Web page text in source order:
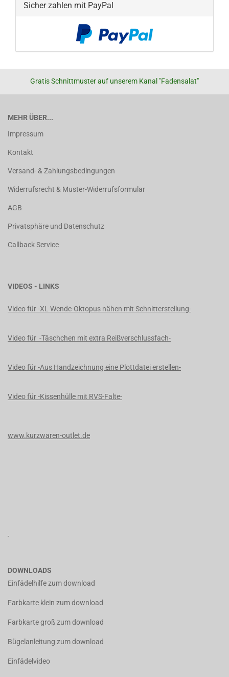
Sicher zahlen mit PayPal
Gratis Schnittmuster auf unserem Kanal "Fadensalat"
MEHR ÜBER...
Impressum
Kontakt
Versand- & Zahlungsbedingungen
Widerrufsrecht & Muster-Widerrufsformular
AGB
Privatsphäre und Datenschutz
Callback Service
VIDEOS - LINKS
Video für -XL Wende-Oktopus nähen mit Schnitterstellung-
Video für -Täschchen mit extra Reißverschlussfach-
Video für -Aus Handzeichnung eine Plottdatei erstellen-
Video für -Kissenhülle mit RVS-Falte-
www.kurzwaren-outlet.de
DOWNLOADS
Einfädelhilfe zum download
Farbkarte klein zum download
Farbkarte groß zum download
Bügelanleitung zum download
Einfädelvideo